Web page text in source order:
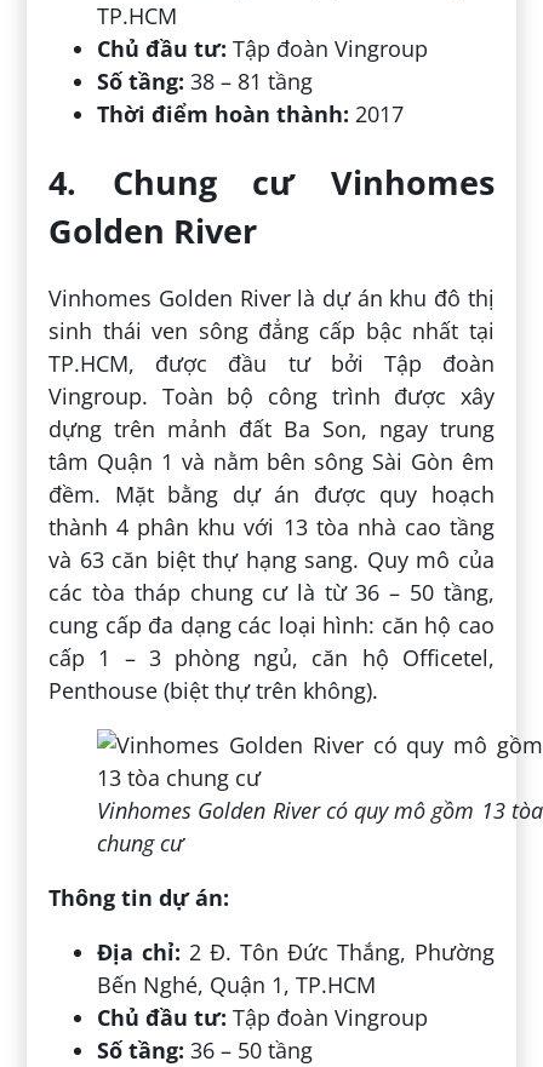
TP.HCM
Chủ đầu tư:Tập đoàn Vingroup
Số tầng:38 – 81 tầng
Thời điểm hoàn thành:2017
4. Chung cư Vinhomes
Golden River
Vinhomes Golden River là dự án khu đô thị
sinh thái ven sông đẳng cấp bậc nhất tại
TP.HCM, được đầu tư bởi Tập đoàn
Vingroup. Toàn bộ công trình được xây
dựng trên mảnh đất Ba Son, ngay trung
tâm Quận 1 và nằm bên sông Sài Gòn êm
đềm. Mặt bằng dự án được quy hoạch
thành 4 phân khu với 13 tòa nhà cao tầng
và 63 căn biệt thự hạng sang. Quy mô của
các tòa tháp chung cư là từ 36 – 50 tầng,
cung cấp đa dạng các loại hình: căn hộ cao
cấp 1 – 3 phòng ngủ, căn hộ Officetel,
Penthouse (biệt thự trên không).
Vinhomes Golden River có quy mô gồm 13 tòa
chung cư
Thông tin dự án:
Địa chỉ:2 Đ. Tôn Đức Thắng, Phường
Bến Nghé, Quận 1, TP.HCM
Chủ đầu tư:Tập đoàn Vingroup
Số tầng:36 – 50 tầng